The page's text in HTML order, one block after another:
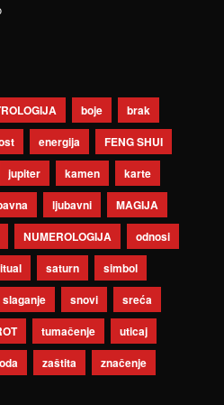
boje
brak
energija
FENG SHUI
jupiter kamen
karte
ljubavni
MAGIJA
NUMEROLOGIJA
odnosi
saturn
simbol
slaganje snovi
sreća
tumačenje
uticaj
zaštita značenje